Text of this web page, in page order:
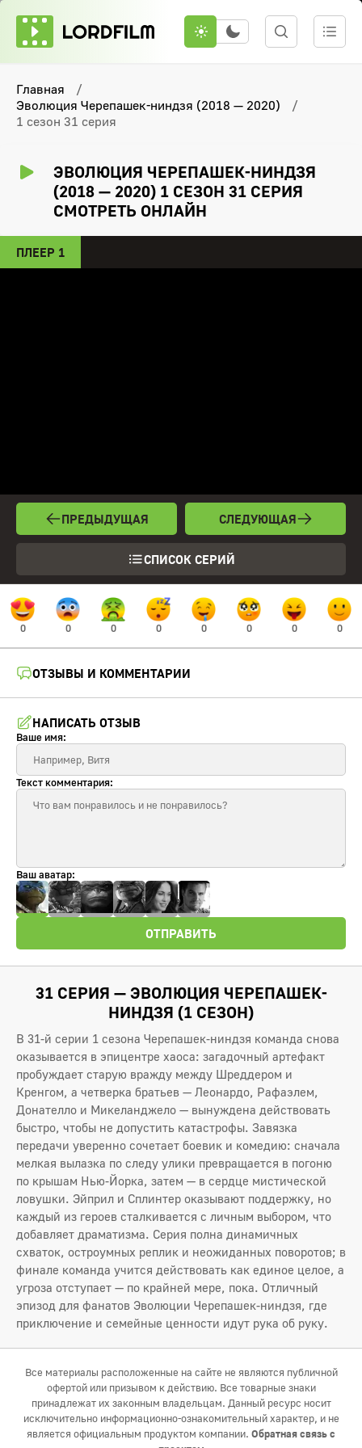
Главная
Эволюция Черепашек-ниндзя (2018 — 2020)
1 сезон 31 серия
ЭВОЛЮЦИЯ ЧЕРЕПАШЕК-НИНДЗЯ
(2018 — 2020) 1 СЕЗОН 31 СЕРИЯ
СМОТРЕТЬ ОНЛАЙН
ПЛЕЕР 1
ПРЕДЫДУЩАЯ
СПИСОК СЕРИЙ
СЛЕДУЮЩАЯ
0 0 0 0 0 0 0 0
ОТЗЫВЫ И КОММЕНТАРИИ
НАПИСАТЬ ОТЗЫВ
Ваше имя:
Текст комментария:
Ваш аватар:
ОТПРАВИТЬ
31 СЕРИЯ — ЭВОЛЮЦИЯ ЧЕРЕПАШЕК-
НИНДЗЯ (1 СЕЗОН)
В 31-й серии 1 сезона Черепашек-ниндзя команда снова
оказывается в эпицентре хаоса: загадочный артефакт
пробуждает старую вражду между Шреддером и
Кренгом, а четверка братьев — Леонардо, Рафаэлем,
Донателло и Микеланджело — вынуждена действовать
быстро, чтобы не допустить катастрофы. Завязка
передачи уверенно сочетает боевик и комедию: сначала
мелкая вылазка по следу улики превращается в погоню
по крышам Нью-Йорка, затем — в сердце мистической
ловушки. Эйприл и Сплинтер оказывают поддержку, но
каждый из героев сталкивается с личным выбором, что
добавляет драматизма. Серия полна динамичных
схваток, остроумных реплик и неожиданных поворотов; в
финале команда учится действовать как единое целое, а
угроза отступает — по крайней мере, пока. Отличный
эпизод для фанатов Эволюции Черепашек-ниндзя, где
приключение и семейные ценности идут рука об руку.
Все материалы расположенные на сайте не являются публичной
офертой или призывом к действию. Все товарные знаки
принадлежат их законным владельцам. Данный ресурс носит
исключительно информационно-ознакомительный характер, и не
является официальным продуктом компании. Обратная связь с